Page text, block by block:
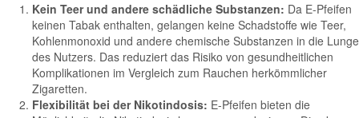
Kein Teer und andere schädliche Substanzen: Da E-Pfeifen
keinen Tabak enthalten, gelangen keine Schadstoffe wie Teer,
Kohlenmonoxid und andere chemische Substanzen in die Lunge
des Nutzers. Das reduziert das Risiko von gesundheitlichen
Komplikationen im Vergleich zum Rauchen herkömmlicher
Zigaretten.
Flexibilität bei der Nikotindosis: E-Pfeifen bieten die